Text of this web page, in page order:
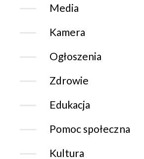
Media
Kamera
Ogłoszenia
Zdrowie
Edukacja
Pomoc społeczna
Kultura